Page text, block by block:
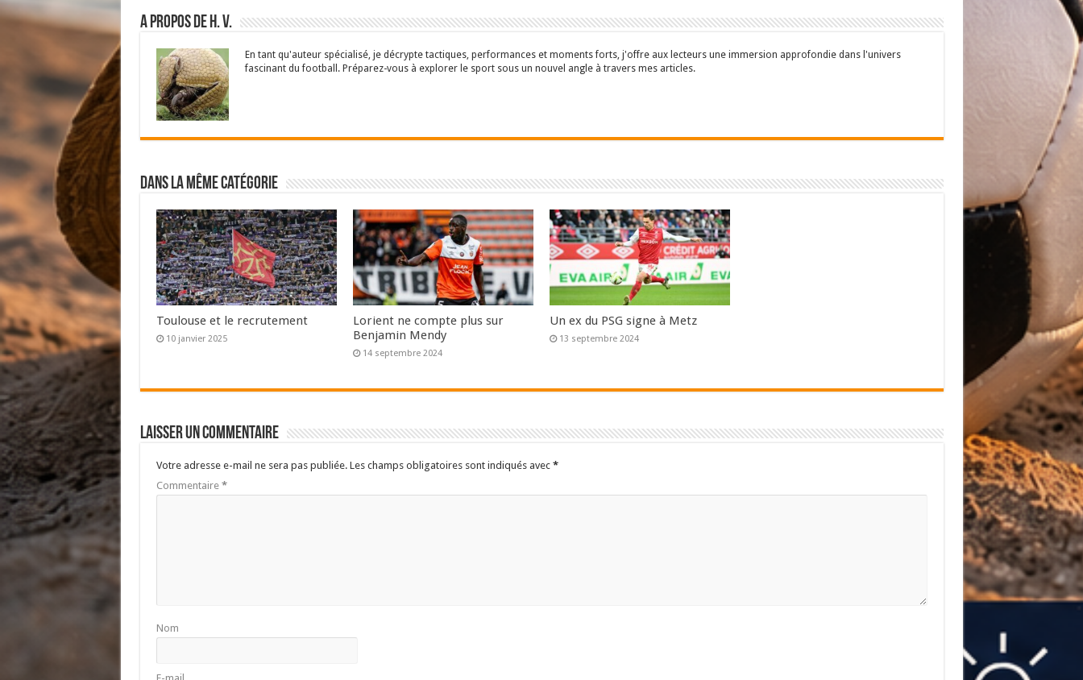
A propos de H. V.
En tant qu'auteur spécialisé, je décrypte tactiques, performances et moments forts, j'offre aux lecteurs une immersion approfondie dans l'univers
fascinant du football. Préparez-vous à explorer le sport sous un nouvel angle à travers mes articles.
Dans la même catégorie
Toulouse et le recrutement
10 janvier 2025
Lorient ne compte plus sur
Benjamin Mendy
14 septembre 2024
Un ex du PSG signe à Metz
13 septembre 2024
Laisser un commentaire
Votre adresse e-mail ne sera pas publiée. Les champs obligatoires sont indiqués avec *
Commentaire *
Nom